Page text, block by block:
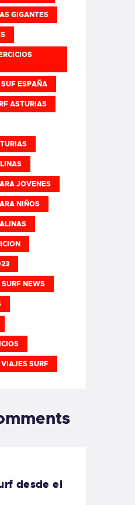
GIGANTES
SUF ESPAÑA
ASTURIAS
JOVENES
NIÑOS
SURF NEWS
VIAJES SURF
desde el